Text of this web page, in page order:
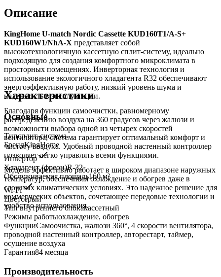
Описание
KingHome U-match Nordic Cassette KUD160T1/A-S+
KUD160W1/NhA-X представляет собой
высокотехнологичную кассетную сплит-систему, идеально
подходящую для создания комфортного микроклимата в
просторных помещениях. Инверторная технология и
использование экологичного хладагента R32 обеспечивают
энергоэффективную работу, низкий уровень шума и
надежность в эксплуатации.
Благодаря функции самоочистки, равномерному
распределению воздуха на 360 градусов через жалюзи и
возможности выбора одной из четырех скоростей
вентилятора, система гарантирует оптимальный комфорт и
чистоту воздуха. Удобный проводной настенный контроллер
позволяет легко управлять всеми функциями.
Модель эффективно работает в широком диапазоне наружных
температур, обеспечивая охлаждение и обогрев даже в
сложных климатических условиях. Это надежное решение для
коммерческих объектов, сочетающее передовые технологии и
удобство использования.
Характеристики
Основные
Типсплит-система
БрендKingHome
Инвертор
Хладагент (фреон)R-32
Обслуживаемая площадь160м²
Wi-Fi
Цветсерый
Тип внутреннего блокакассетный
Режимы работыохлаждение, обогрев
ФункцииСамоочистка, жалюзи 360°, 4 скорости вентилятора,
проводной настенный контроллер, авторестарт, таймер,
осушение воздуха
Гарантия84 месяца
Производительность